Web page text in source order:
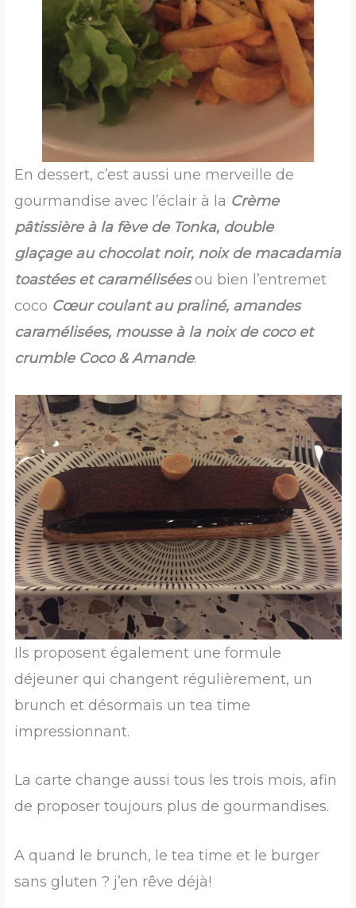
En dessert, c’est aussi une merveille de
gourmandise avec l’éclair à la Crème
pâtissière à la fève de Tonka, double
glaçage au chocolat noir, noix de macadamia
toastées et caraméliséesou bien l’entremet
coco Cœur coulant au praliné, amandes
caramélisées, mousse à la noix de coco et
crumble Coco & Amande.
Ils proposent également une formule
déjeuner qui changent régulièrement, un
brunch et désormais un tea time
impressionnant.
La carte change aussi tous les trois mois, afin
de proposer toujours plus de gourmandises.
A quand le brunch, le tea time et le burger
sans gluten ? j’en rêve déjà!